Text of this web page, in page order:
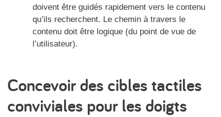
doivent être guidés rapidement vers le contenu
qu’ils recherchent. Le chemin à travers le
contenu doit être logique (du point de vue de
l’utilisateur).
Concevoir des cibles tactiles
conviviales pour les doigts